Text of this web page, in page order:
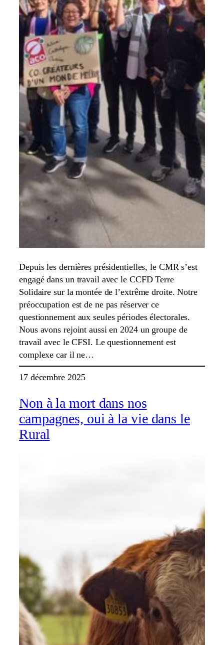
Depuis les dernières présidentielles, le CMR s’est
engagé dans un travail avec le CCFD Terre
Solidaire sur la montée de l’extrême droite. Notre
préoccupation est de ne pas réserver ce
questionnement aux seules périodes électorales.
Nous avons rejoint aussi en 2024 un groupe de
travail avec le CFSI. Le questionnement est
complexe car il ne…
17 décembre 2025
Non à la mort dans nos
campagnes, oui à la vie dans le
Rural